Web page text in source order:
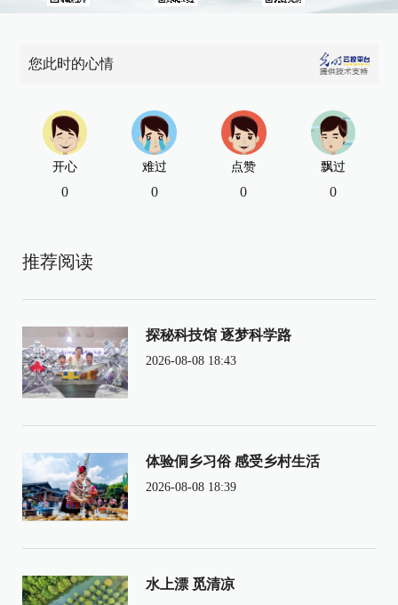
您此时的心情
开心
0
难过
0
点赞
0
飘过
0
推荐阅读
探秘科技馆 逐梦科学路
2026-08-08 18:43
体验侗乡习俗 感受乡村生活
2026-08-08 18:39
水上漂 觅清凉